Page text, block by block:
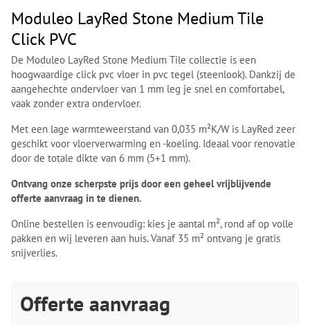
Moduleo LayRed Stone Medium Tile
Click PVC
De Moduleo LayRed Stone Medium Tile collectie is een
hoogwaardige click pvc vloer in pvc tegel (steenlook). Dankzij de
aangehechte ondervloer van 1 mm leg je snel en comfortabel,
vaak zonder extra ondervloer.
Met een lage warmteweerstand van 0,035 m²K/W is LayRed zeer
geschikt voor vloerverwarming en -koeling. Ideaal voor renovatie
door de totale dikte van 6 mm (5+1 mm).
Ontvang onze scherpste prijs door een geheel vrijblijvende
offerte aanvraag in te dienen.
Online bestellen is eenvoudig: kies je aantal m², rond af op volle
pakken en wij leveren aan huis. Vanaf 35 m² ontvang je gratis
snijverlies.
Offerte aanvraag